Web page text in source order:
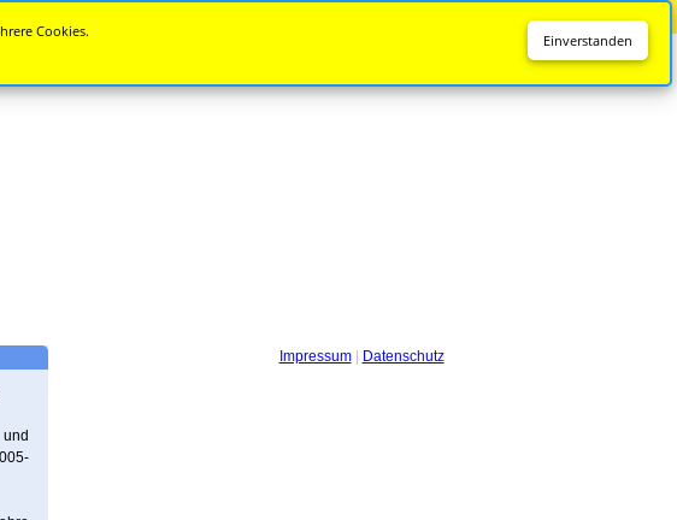
Impressum| Datenschutz
Einverstanden
Cookies.